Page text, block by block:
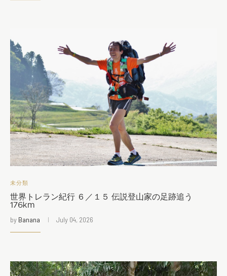
未分類
世界トレラン紀行 ６／１５ 伝説登山家の足跡追う
176km
by Banana July 04, 2026